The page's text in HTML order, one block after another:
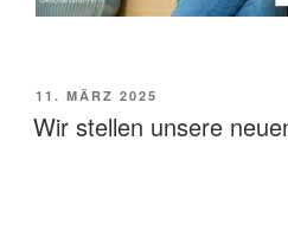
VERÖFFENTLICHT
AM
11. MÄRZ 2025
Wir stellen unsere